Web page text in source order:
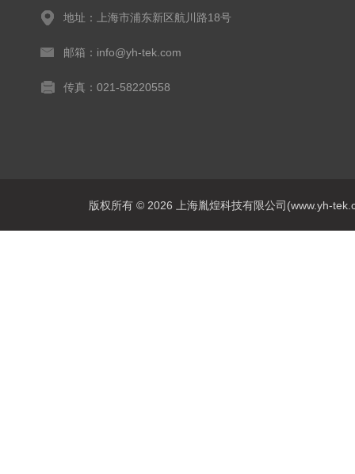
地址：上海市浦东新区航川路18号
邮箱：info@yh-tek.com
传真：021-58220558
版权所有 © 2026 上海胤煌科技有限公司(www.yh-